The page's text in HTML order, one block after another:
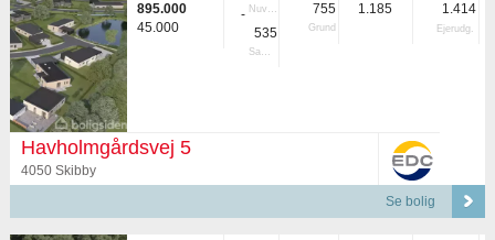
895.000
45.000
- Nuvær.
535
Samlet
755
Grund
1.185 1.414
Ejerudg.
Havholmgårdsvej 5
4050 Skibby
Se bolig